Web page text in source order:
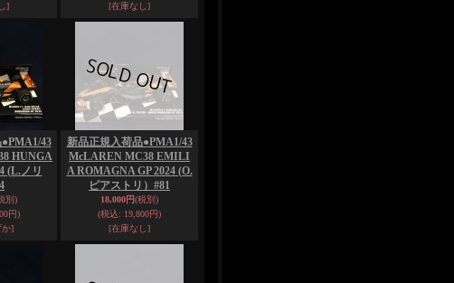
]
[在庫なし]
43
HUNGA
(L.ノリ
別)
円)
か]
新品正規入荷品●PMA1/43
McLAREN MC38 EMILI
A ROMAGNA GP 2024 (O.
ピアストリ）#81
18,000円(税別)
(税込: 19,800円)
[在庫なし]